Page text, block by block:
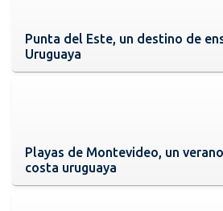
Punta del Este, un destino de
Uruguaya
Playas de Montevideo, un
costa uruguaya